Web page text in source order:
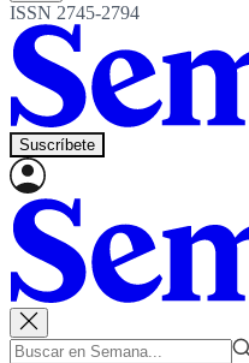
ISSN 2745-2794
Suscríbete